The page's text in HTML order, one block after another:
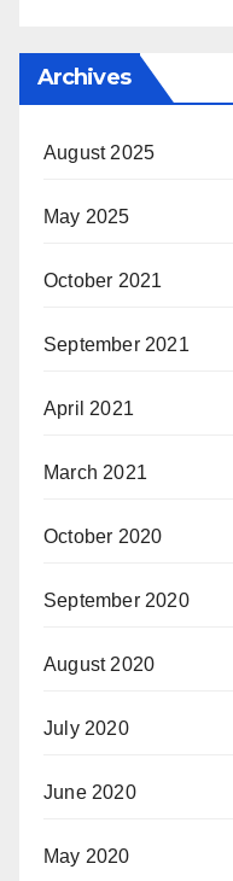
Archives
August 2025
May 2025
October 2021
September 2021
April 2021
March 2021
October 2020
September 2020
August 2020
July 2020
June 2020
May 2020